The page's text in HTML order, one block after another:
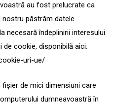
au fost prelucrate ca
nostru păstrăm datele
necesară îndeplinirii interesului
cookie, disponibilă aici:
uri-ue/
de mici dimensiuni care
dumneavoastră în